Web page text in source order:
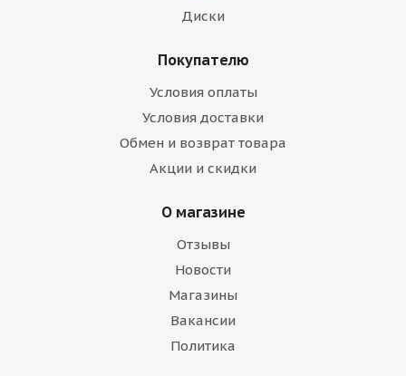
Диски
Покупателю
Условия оплаты
Условия доставки
Обмен и возврат товара
Акции и скидки
О магазине
Отзывы
Новости
Магазины
Вакансии
Политика